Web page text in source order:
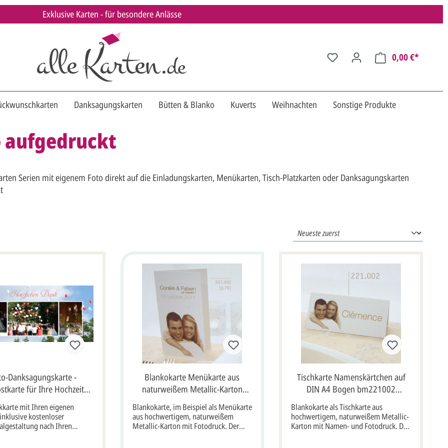
Exklusive Karten - für besondere Anlässe
0,00 €*
Danksagungskarten Bütten & Blanko Kuverts Weihnachten Sonstige Produkte
aufgedruckt
Serien mit eigenem Foto direkt auf die Einladungskarten, Menükarten, Tisch-Platzkarten oder Danksagungskarten
Danksagungskarte -
für Ihre Hochzeits-
Bilder
mit Ihren eigenen
kostenloser
nach Ihren
Blankokarte Menükarte aus
naturweißem Metallic-Karton
bm201002
Blankokarte, im Beispiel als Menükarte
aus hochwertigem, naturweißem
Metallic-Karton mit Fotodruck. Der
Tischkarte Namenskärtchen auf
DIN A4 Bogen bm221002
Blankokarte
Blankokarte als Tischkarte aus
hochwertigem, naturweißem Metallic-
Karton mit Namen- und Fotodruck. Der